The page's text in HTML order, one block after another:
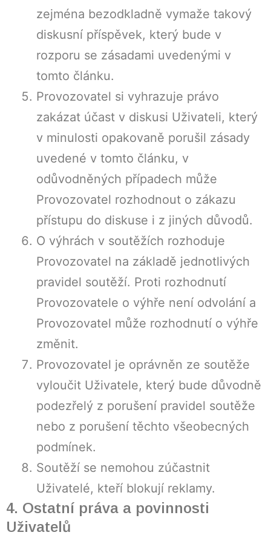
zejména bezodkladně vymaže takový
diskusní příspěvek, který bude v
rozporu se zásadami uvedenými v
tomto článku.
Provozovatel si vyhrazuje právo
zakázat účast v diskusi Uživateli, který
v minulosti opakovaně porušil zásady
uvedené v tomto článku, v
odůvodněných případech může
Provozovatel rozhodnout o zákazu
přístupu do diskuse i z jiných důvodů.
O výhrách v soutěžích rozhoduje
Provozovatel na základě jednotlivých
pravidel soutěží. Proti rozhodnutí
Provozovatele o výhře není odvolání a
Provozovatel může rozhodnutí o výhře
změnit.
Provozovatel je oprávněn ze soutěže
vyloučit Uživatele, který bude důvodně
podezřelý z porušení pravidel soutěže
nebo z porušení těchto všeobecných
podmínek.
Soutěží se nemohou zúčastnit
Uživatelé, kteří blokují reklamy.
4. Ostatní práva a povinnosti
Uživatelů